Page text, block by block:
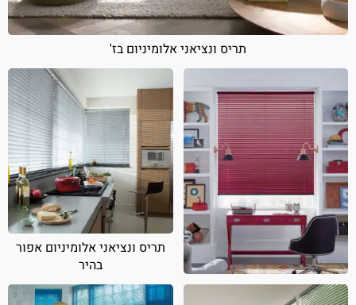
תריס ונציאני אלומיניום בז'
תריס ונציאני אלומיניום אדום
תריס ונציאני אלומיניום אפור
בהיר